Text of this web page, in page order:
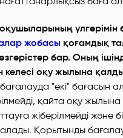
үлгерімін
жобасы қоғамдық
бар. Оның
келесі оқу жылына
"екі" бағасын
қайта оқу
жіберілмейді және
Қорытынды